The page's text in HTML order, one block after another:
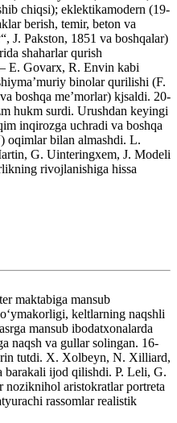
chiqsi); eklektikamodern (19-
berish, temir, beton va
J. Pakston, 1851 va boshqalar)
shaharlar qurish
E. Govarx, R. Envin kabi
binolar qurilishi (F.
boshqa meʼmorlar) kjsaldi. 20-
hukm surdi. Urushdan keyingi
inqirozga uchradi va boshqa
oqimlar bilan almashdi. L.
G. Uinteringxem, J. Modeli
rivojlanishiga hissa
maktabiga mansub
keltlarning naqshli
mansub ibodatxonalarda
naqsh va gullar solingan. 16-
tutdi. X. Xolbeyn, N. Xilliard,
barakali ijod qilishdi. P. Leli, G.
aristokratlar portreta
rassomlar realistik